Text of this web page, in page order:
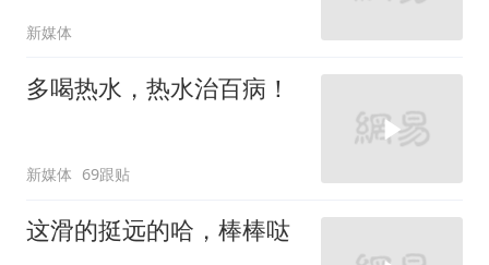
新媒体
多喝热水，热水治百病！
新媒体 69跟贴
这滑的挺远的哈，棒棒哒